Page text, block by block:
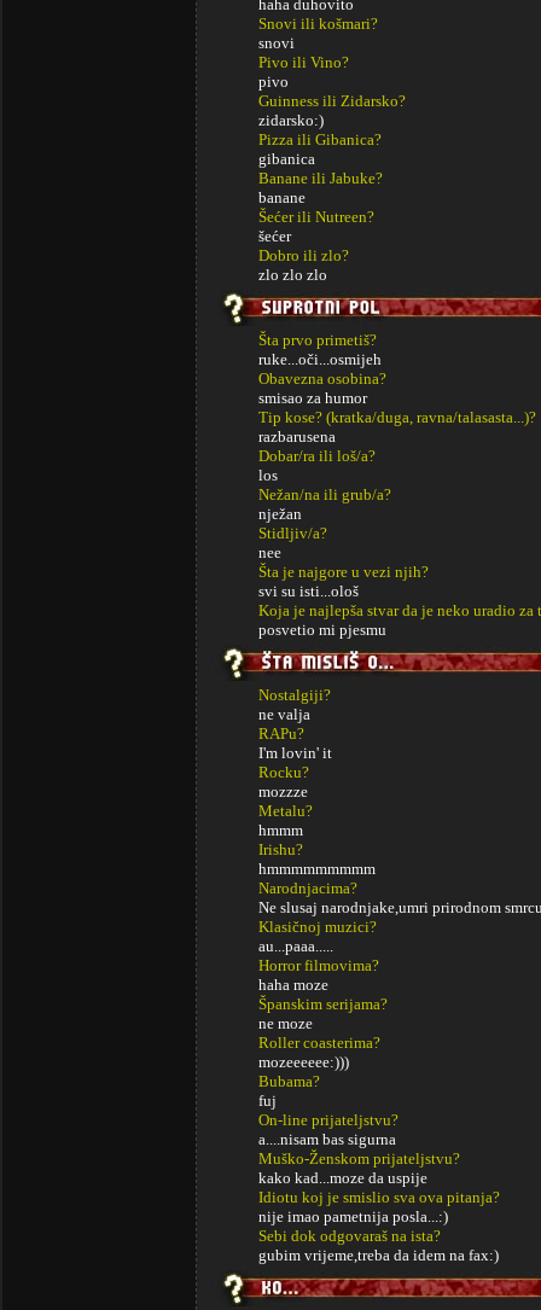
haha duhovito
Snovi ili košmari?
snovi
Pivo ili Vino?
pivo
Guinness ili Zidarsko?
zidarsko:)
Pizza ili Gibanica?
gibanica
Banane ili Jabuke?
banane
Šećer ili Nutreen?
šećer
Dobro ili zlo?
zlo zlo zlo
Šta prvo primetiš?
ruke...oči...osmijeh
Obavezna osobina?
smisao za humor
Tip kose? (kratka/duga, ravna/talasasta...)?
razbarusena
Dobar/ra ili loš/a?
los
Nežan/na ili grub/a?
nježan
Stidljiv/a?
nee
Šta je najgore u vezi njih?
svi su isti...ološ
Koja je najlepša stvar da je neko uradio za
posvetio mi pjesmu
Nostalgiji?
ne valja
RAPu?
I'm lovin' it
Rocku?
mozzze
Metalu?
hmmm
Irishu?
hmmmmmmmmm
Narodnjacima?
Ne slusaj narodnjake,umri prirodnom
Klasičnoj muzici?
au...paaa.....
Horror filmovima?
haha moze
Španskim serijama?
ne moze
Roller coasterima?
mozeeeeee:)))
Bubama?
fuj
On-line prijateljstvu?
a....nisam bas sigurna
Muško-Ženskom prijateljstvu?
kako kad...moze da uspije
Idiotu koj je smislio sva ova pitanja?
nije imao pametnija posla...:)
Sebi dok odgovaraš na ista?
gubim vrijeme,treba da idem na fax:)